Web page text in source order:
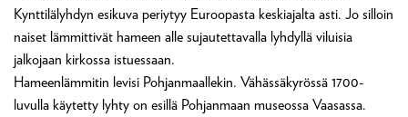
Kynttilälyhdyn esikuva periytyy Euroopasta keskiajalta asti. Jo silloin
naiset lämmittivät hameen alle sujautettavalla lyhdyllä viluisia
jalkojaan kirkossa istuessaan.
Hameenlämmitin levisi Pohjanmaallekin. Vähässäkyrössä 1700-
luvulla käytetty lyhty on esillä Pohjanmaan museossa Vaasassa.